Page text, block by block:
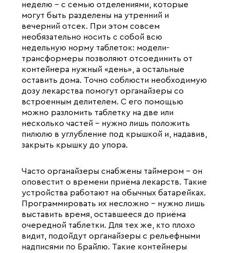
неделю - с семью отделениями, которые
могут быть разделены на утренний и
вечерний отсек. При этом совсем
необязательно носить с собой всю
недельную норму таблеток: модели-
трансформеры позволяют отсоединить от
контейнера нужный «день», а остальные
оставить дома. Точно соблюсти необходимую
дозу лекарства помогут органайзеры со
встроенным делителем. С его помощью
можно разломить таблетку на две или
несколько частей - нужно лишь положить
пилюлю в углубление под крышкой и, надавив,
закрыть крышку до упора.
Часто органайзеры снабжены таймером - он
оповестит о времени приёма лекарств. Такие
устройства работают на обычных батарейках.
Программировать их несложно - нужно лишь
выставить время, оставшееся до приёма
очередной таблетки. Для тех же, кто плохо
видит, подойдут органайзеры с рельефными
надписями по Брайлю. Такие контейнеры